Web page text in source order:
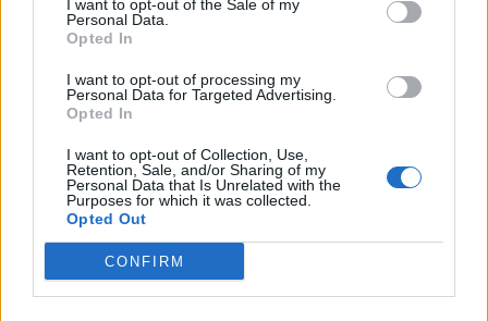
I want to opt-out of the Sale of my
Personal Data.
Opted In
I want to opt-out of processing my
Personal Data for Targeted Advertising.
Opted In
I want to opt-out of Collection, Use,
Retention, Sale, and/or Sharing of my
Personal Data that Is Unrelated with the
Purposes for which it was collected.
Opted Out
CONFIRM